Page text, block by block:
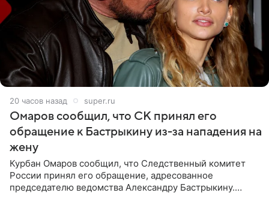
20 часов назад super.ru
Омаров сообщил, что СК принял его
обращение к Бастрыкину из-за нападения на
жену
Курбан Омаров сообщил, что Следственный комитет
России принял его обращение, адресованное
председателю ведомства Александру Бастрыкину.